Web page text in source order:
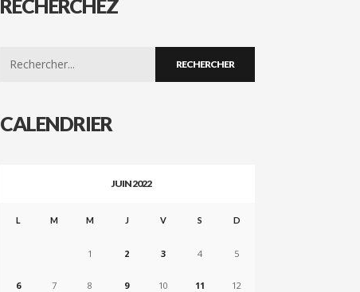
RECHERCHEZ
CALENDRIER
JUIN 2022
L M M J V S D
1 2 3 4 5
6 7 8 9 10 11 12